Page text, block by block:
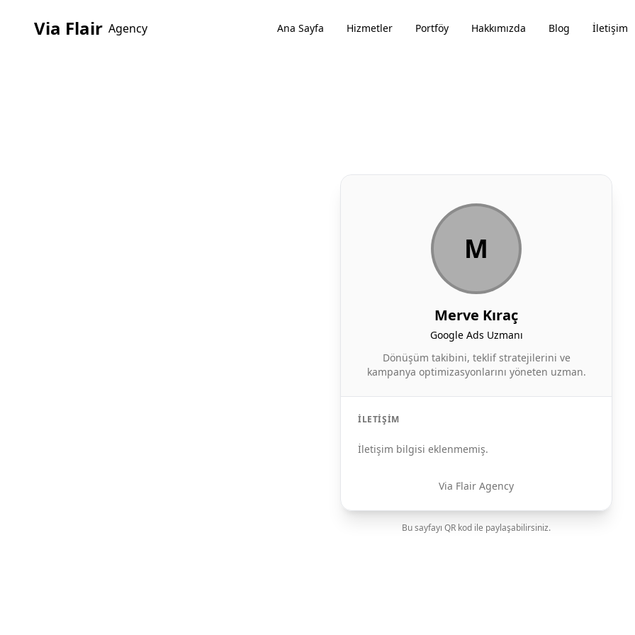
Via Flair Agency Ana Sayfa Hizmetler Portföy Hakkımızda Blog İletişim
M
Merve Kıraç
Google Ads Uzmanı
Dönüşüm takibini, teklif stratejilerini ve
kampanya optimizasyonlarını yöneten uzman.
İLETIŞIM
İletişim bilgisi eklenmemiş.
Via Flair Agency
Bu sayfayı QR kod ile paylaşabilirsiniz.